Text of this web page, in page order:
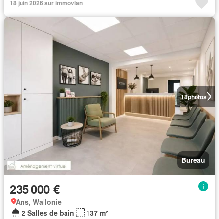
18 juin 2026 sur immovlan
18photos
Bureau
235 000 €
Ans, Wallonie
2 Salles de bain
137 m²